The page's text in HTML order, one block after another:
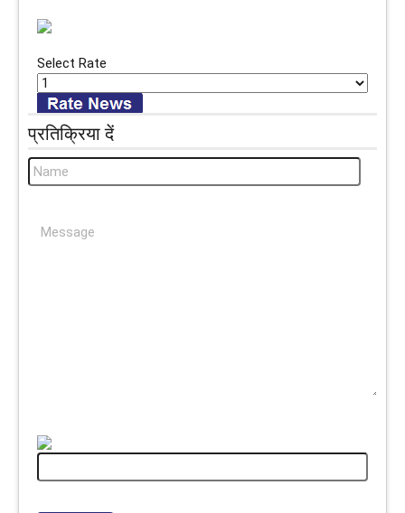
Select Rate
प्रतिक्रिया दें